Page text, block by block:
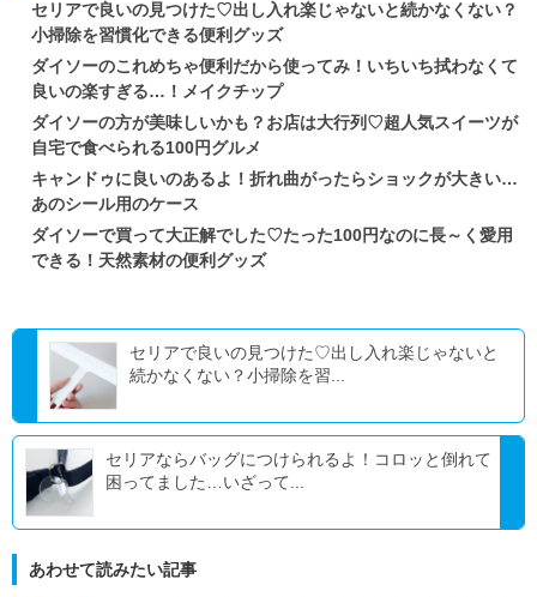
セリアで良いの見つけた♡出し入れ楽じゃないと続かなくない？
小掃除を習慣化できる便利グッズ
ダイソーのこれめちゃ便利だから使ってみ！いちいち拭わなくて
良いの楽すぎる…！メイクチップ
ダイソーの方が美味しいかも？お店は大行列♡超人気スイーツが
自宅で食べられる100円グルメ
キャンドゥに良いのあるよ！折れ曲がったらショックが大きい…
あのシール用のケース
ダイソーで買って大正解でした♡たった100円なのに長～く愛用
できる！天然素材の便利グッズ
セリアで良いの見つけた♡出し入れ楽じゃないと
続かなくない？小掃除を習...
セリアならバッグにつけられるよ！コロッと倒れて
困ってました…いざって...
あわせて読みたい記事